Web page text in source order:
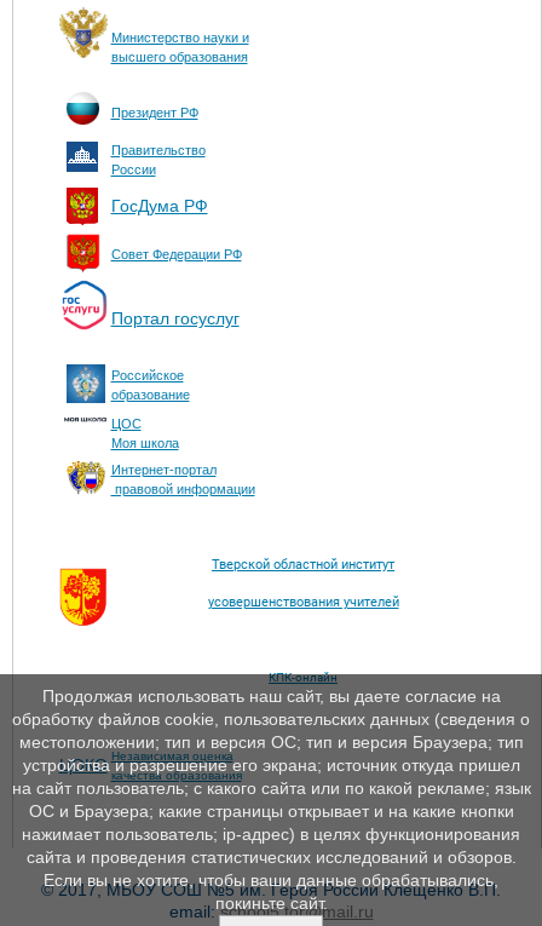
Министерство науки и
высшего образования
Президент РФ
Правительство
России
ГосДума РФ
Совет Федерации РФ
Портал госуслуг
Российское
образование
ЦОС
Моя школа
Интернет-портал
правовой информации
Тверской областной институт
усовершенствования учителей
КПК-онлайн
ЦОКО Независимая оценка
качества образования
© 2017, МБОУ СОШ №5 им. Героя России Клещенко В.П.
email:school5.tor@mail.ru
Продолжая использовать наш сайт, вы даете согласие на
обработку файлов cookie, пользовательских данных (сведения о
местоположении; тип и версия ОС; тип и версия Браузера; тип
устройства и разрешение его экрана; источник откуда пришел
на сайт пользователь; с какого сайта или по какой рекламе; язык
ОС и Браузера; какие страницы открывает и на какие кнопки
нажимает пользователь; ip-адрес) в целях функционирования
сайта и проведения статистических исследований и обзоров.
Если вы не хотите, чтобы ваши данные обрабатывались,
покиньте сайт.